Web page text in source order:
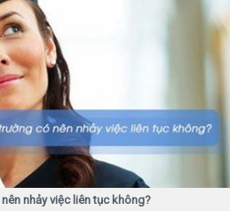
nhảy việc liên tục không?